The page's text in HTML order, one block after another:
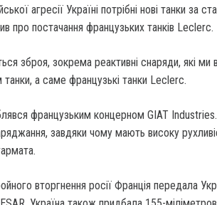
агресії Україні потрібні нові танки за
про постачання французьких танків Leclerc.
зброя, зокрема реактивні снаряди, які
танки, а саме французькі танки Leclerc.
французьким концерном GIAT
завдяки чому мають високу
вторгнення росії Франція передала